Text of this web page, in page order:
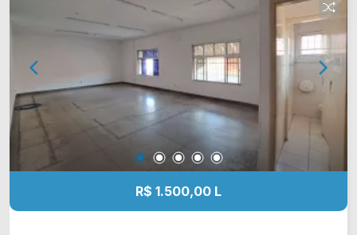
WhatsApp e Telefone: (19) 3475-4546
R$ 1.500,00 L